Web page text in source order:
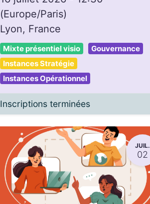
(Europe/Paris)
Lyon, France
Mixte présentiel visio
Gouvernance
Instances Stratégie
Instances Opérationnel
Inscriptions terminées
JUIL.
02